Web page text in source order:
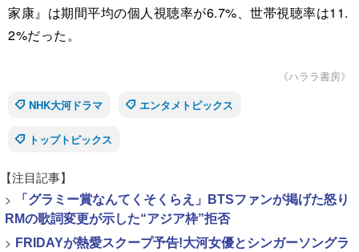
家康』は期間平均の個人視聴率が6.7%、世帯視聴率は11.
2%だった。
《ハララ書房》
NHK大河ドラマ
エンタメトピックス
トップトピックス
【注目記事】
>
「グラミー賞なんてくそくらえ」BTSファンが掲げた怒り
RMの歌詞変更が示した“アジア枠”拒否
> FRIDAYが熱愛スクープ予告!大河女優とシンガーソングラ